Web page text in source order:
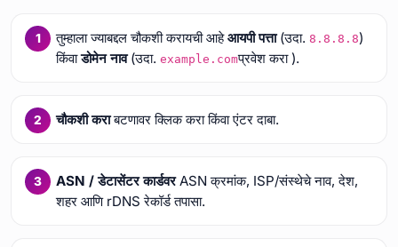
तुम्हाला ज्याबद्दल चौकशी करायची आहेआयपी पत्ता(उदा. 8.8.8.8)
किंवाडोमेन नाव(उदा. example.comप्रवेश करा ).
चौकशी कराबटणावर क्लिक करा किंवा एंटर दाबा.
ASN / डेटासेंटर कार्डवरASN क्रमांक, ISP/संस्थेचे नाव, देश,
शहर आणि rDNS रेकॉर्ड तपासा.